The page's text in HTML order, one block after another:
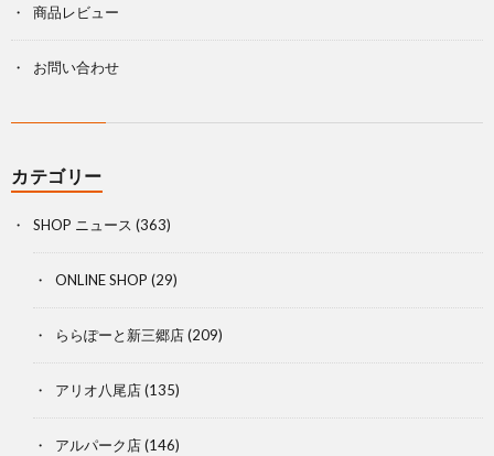
商品レビュー
お問い合わせ
カテゴリー
SHOP ニュース (363)
ONLINE SHOP (29)
ららぽーと新三郷店(209)
アリオ八尾店(135)
アルパーク店(146)